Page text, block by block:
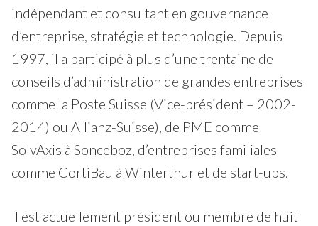
indépendant et consultant en gouvernance
d’entreprise, stratégie et technologie. Depuis
1997, il a participé à plus d’une trentaine de
conseils d’administration de grandes entreprises
comme la Poste Suisse (Vice-président – 2002-
2014) ou Allianz-Suisse), de PME comme
SolvAxis à Sonceboz, d’entreprises familiales
comme CortiBau à Winterthur et de start-ups.
Il est actuellement président ou membre de huit